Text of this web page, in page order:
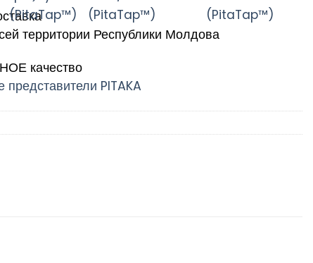
территории Республики Молдова
качество
PITAKA